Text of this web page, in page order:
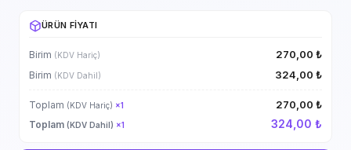
ÜRÜN FIYATI
Birim (KDV Hariç) 270,00 ₺
Birim (KDV Dahil) 324,00 ₺
Toplam (KDV Hariç) ×1 270,00 ₺
Toplam (KDV Dahil) ×1 324,00 ₺